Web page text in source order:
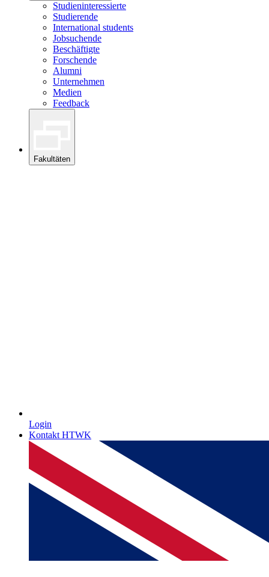
Studieninteressierte
Studierende
International students
Jobsuchende
Beschäftigte
Forschende
Alumni
Unternehmen
Medien
Feedback
Fakultäten
Login
Kontakt HTWK